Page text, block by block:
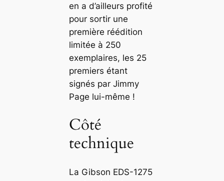
en a d’ailleurs profité
pour sortir une
première réédition
limitée à 250
exemplaires, les 25
premiers étant
signés par Jimmy
Page lui-même !
Côté
technique
La Gibson EDS-1275